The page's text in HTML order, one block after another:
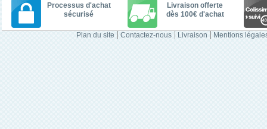
Processus d'achat
sécurisé
Livraison offerte
dès 100€ d'achat
Plan du site Contactez-nous Livraison Mentions